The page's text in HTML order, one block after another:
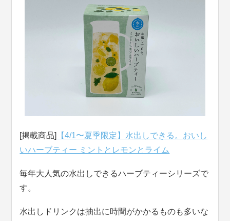
[掲載商品]
【4/1〜夏季限定】水出しできる。おいし
いハーブティー ミントとレモンとライム
毎年大人気の水出しできるハーブティーシリーズで
す。
水出しドリンクは抽出に時間がかかるものも多いな